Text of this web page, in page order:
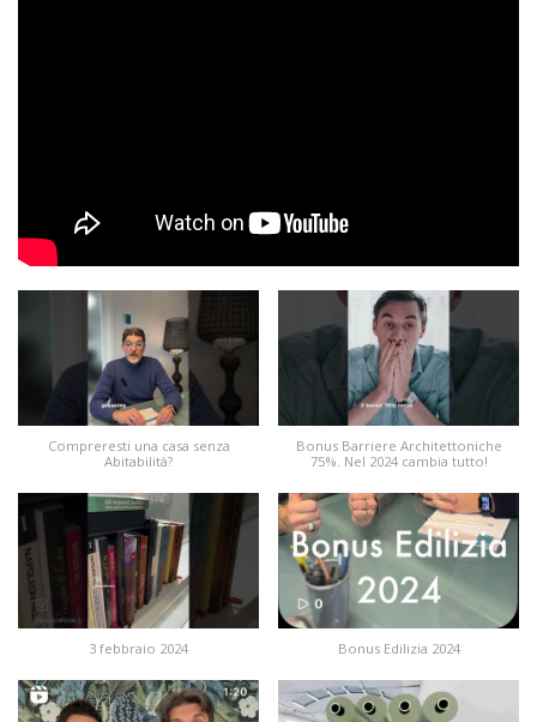
Compreresti una casa senza
Abitabilità?
Bonus Barriere Architettoniche
75%. Nel 2024 cambia tutto!
3 febbraio 2024 Bonus Edilizia 2024